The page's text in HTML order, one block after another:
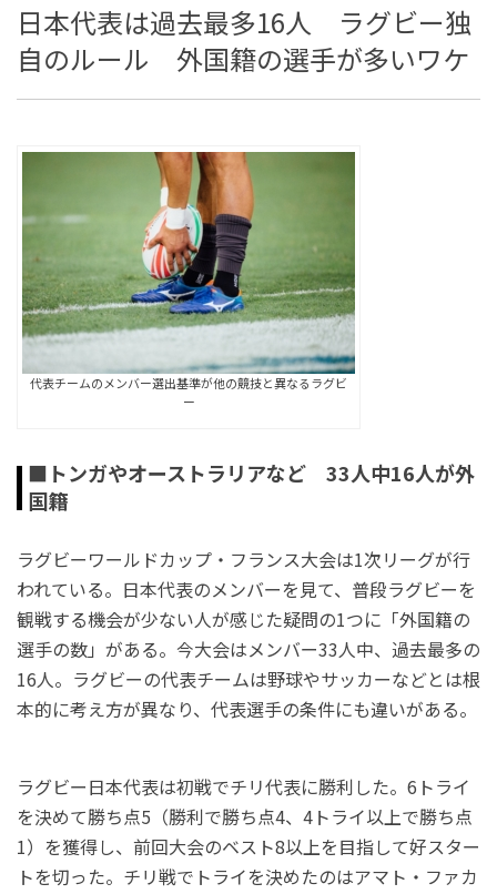
日本代表は過去最多16人 ラグビー独
自のルール 外国籍の選手が多いワケ
代表チームのメンバー選出基準が他の競技と異なるラグビ
ー
■トンガやオーストラリアなど 33人中16人が外
国籍
ラグビーワールドカップ・フランス大会は1次リーグが行
われている。日本代表のメンバーを見て、普段ラグビーを
観戦する機会が少ない人が感じた疑問の1つに「外国籍の
選手の数」がある。今大会はメンバー33人中、過去最多の
16人。ラグビーの代表チームは野球やサッカーなどとは根
本的に考え方が異なり、代表選手の条件にも違いがある。
ラグビー日本代表は初戦でチリ代表に勝利した。6トライ
を決めて勝ち点5（勝利で勝ち点4、4トライ以上で勝ち点
1）を獲得し、前回大会のベスト8以上を目指して好スター
トを切った。チリ戦でトライを決めたのはアマト・ファカ